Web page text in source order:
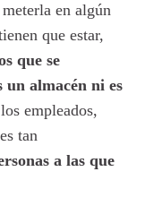
en algún
que estar,
que se
un almacén ni es
empleados,
tan
a las que